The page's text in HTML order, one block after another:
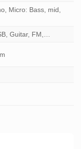
Micro: Bass, mid,
Guitar, FM,…